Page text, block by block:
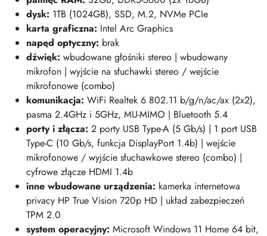
dysk: 1TB (1024GB), SSD, M.2, NVMe PCIe
karta graficzna: Intel Arc Graphics
napęd optyczny: brak
dźwięk: wbudowane głośniki stereo | wbudowany
mikrofon | wyjście na słuchawki stereo / wejście
mikrofonowe (combo)
komunikacja: WiFi Realtek 6 802.11 b/g/n/ac/ax (2x2),
pasma 2.4GHz i 5GHz, MU-MIMO | Bluetooth 5.4
porty i złącza: 2 porty USB Type-A (5 Gb/s) | 1 port USB
Type-C (10 Gb/s, funkcja DisplayPort 1.4b) | wejście
mikrofonowe / wyjście słuchawkowe stereo (combo) |
cyfrowe złącze HDMI 1.4b
inne wbudowane urządzenia: kamerka internetowa
privacy HP True Vision 720p HD | układ zabezpieczeń
TPM 2.0
system operacyjny: Microsoft Windows 11 Home 64 bit,